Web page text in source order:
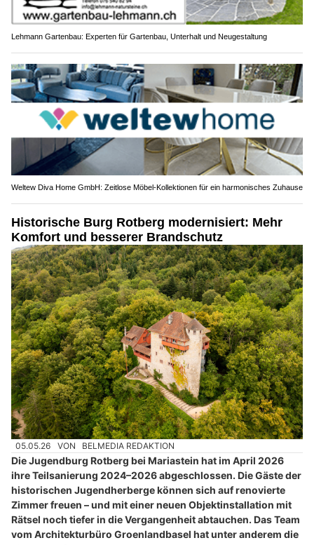
Lehmann Gartenbau: Experten für Gartenbau, Unterhalt und Neugestaltung
Weltew Diva Home GmbH: Zeitlose Möbel-Kollektionen für ein harmonisches Zuhause
Historische Burg Rotberg modernisiert: Mehr
Komfort und besserer Brandschutz
05.05.26 VON BELMEDIA REDAKTION
Die Jugendburg Rotberg bei Mariastein hat im April 2026
ihre Teilsanierung 2024–2026 abgeschlossen. Die Gäste der
historischen Jugendherberge können sich auf renovierte
Zimmer freuen – und mit einer neuen Objektinstallation mit
Rätsel noch tiefer in die Vergangenheit abtauchen. Das Team
vom Architekturbüro Groenlandbasel hat unter anderem die